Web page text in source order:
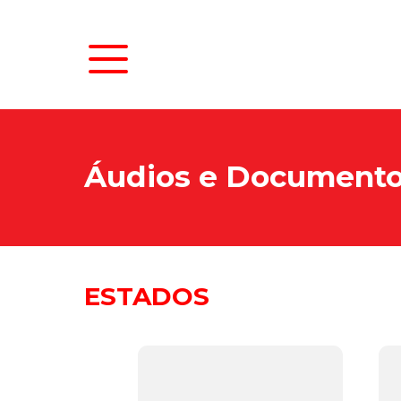
Áudios e
ESTADOS